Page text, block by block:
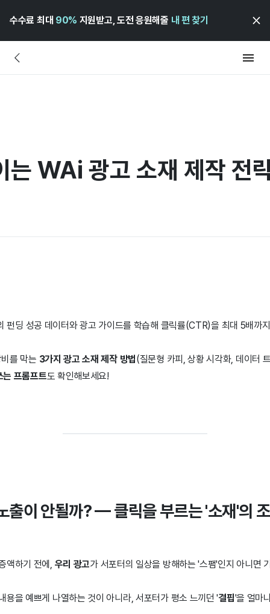
수수료 최대 90% 지원받고, 도전 응원해줄 내 편 찾기
는 WAi 광고 소재 제작 전
펀딩 성공 데이터와 광고 가이드를 학습해 클릭률(CTR)을 최대 5배까
를 막는 3가지 광고 소재 제작 방법(질문형 카피, 상황 시각화, 데이터
프롬프트도 확인해보세요!
출이 안될까? — 클릭을 부르는 '소재'의
액하기 전에, 우리 광고가 서포터의 일상을 방해하는 '스팸'인지 아니면
용을 예쁘게 나열하는 것이 아니라, 서포터가 평소 느끼던 '결핍'을 얼마